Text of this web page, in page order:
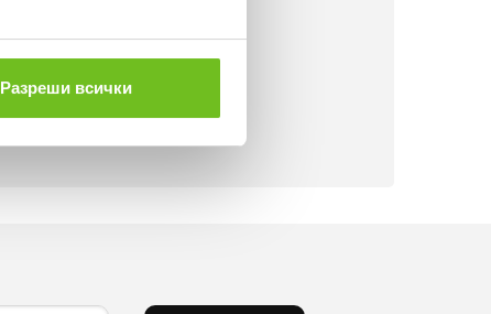
Разреши всички